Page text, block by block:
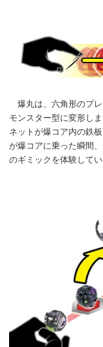
爆丸は、六角形のプレ
モンスター型に変形し
ネットが爆コア内の鉄
が爆コアに乗った瞬間
のギミックを体験して